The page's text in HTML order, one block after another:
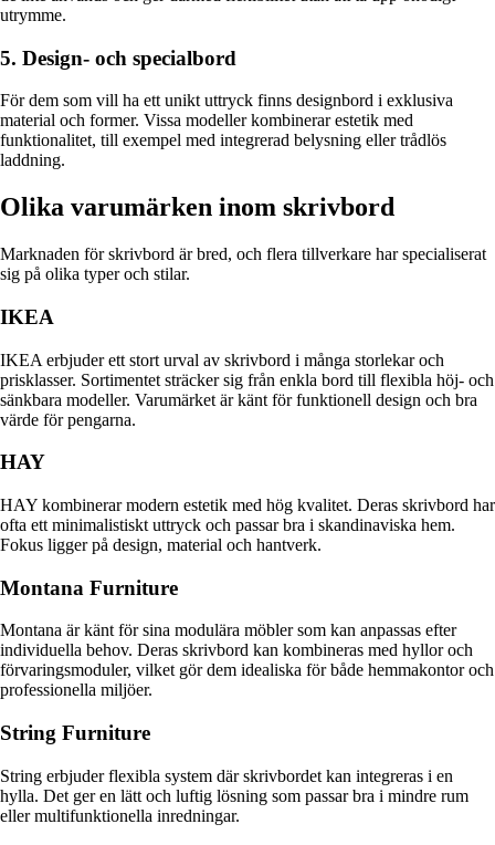
utrymme.
5. Design- och specialbord
För dem som vill ha ett unikt uttryck finns designbord i exklusiva
material och former. Vissa modeller kombinerar estetik med
funktionalitet, till exempel med integrerad belysning eller trådlös
laddning.
Olika varumärken inom skrivbord
Marknaden för skrivbord är bred, och flera tillverkare har specialiserat
sig på olika typer och stilar.
IKEA
IKEA erbjuder ett stort urval av skrivbord i många storlekar och
prisklasser. Sortimentet sträcker sig från enkla bord till flexibla höj- och
sänkbara modeller. Varumärket är känt för funktionell design och bra
värde för pengarna.
HAY
HAY kombinerar modern estetik med hög kvalitet. Deras skrivbord har
ofta ett minimalistiskt uttryck och passar bra i skandinaviska hem.
Fokus ligger på design, material och hantverk.
Montana Furniture
Montana är känt för sina modulära möbler som kan anpassas efter
individuella behov. Deras skrivbord kan kombineras med hyllor och
förvaringsmoduler, vilket gör dem idealiska för både hemmakontor och
professionella miljöer.
String Furniture
String erbjuder flexibla system där skrivbordet kan integreras i en
hylla. Det ger en lätt och luftig lösning som passar bra i mindre rum
eller multifunktionella inredningar.